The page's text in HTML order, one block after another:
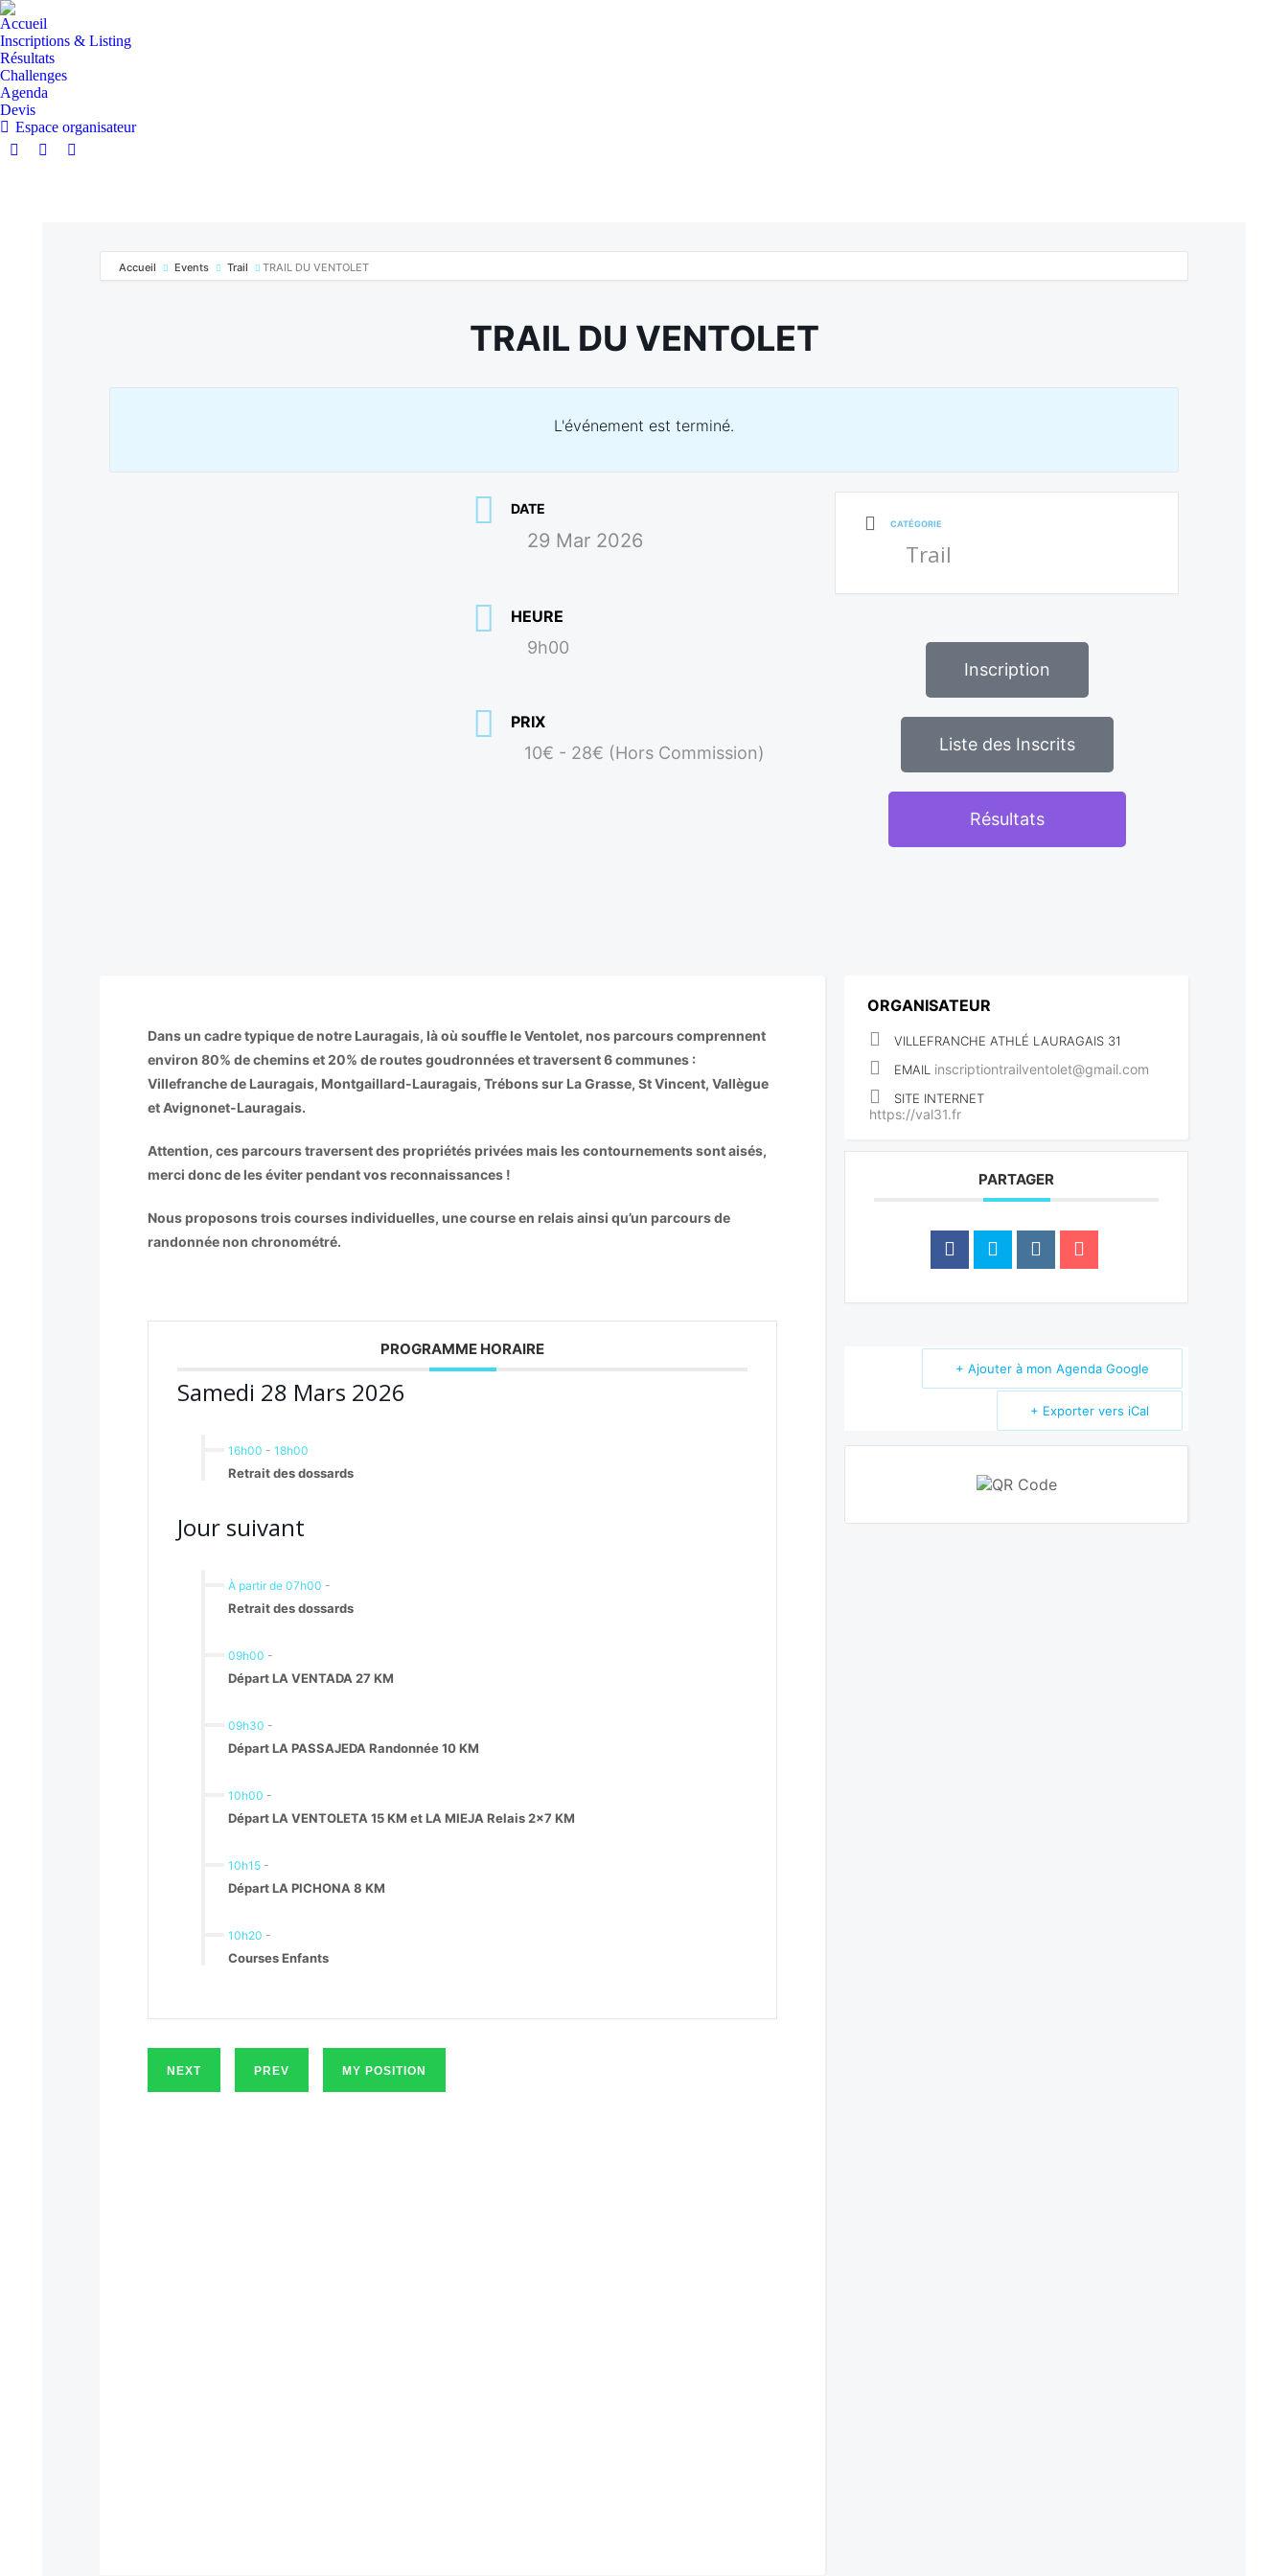
Accueil
Inscriptions & Listing
Résultats
Challenges
Agenda
Devis
Espace organisateur
Accueil Events Trail TRAIL DU VENTOLET
TRAIL DU VENTOLET
L'événement est terminé.
DATE
29 Mar 2026
HEURE
9h00
PRIX
10€ - 28€ (Hors Commission)
CATÉGORIE
Trail
Inscription
Liste des Inscrits
Résultats
Dans un cadre typique de notre Lauragais, là où souffle le Ventolet, nos parcours comprennent
environ 80% de chemins et 20% de routes goudronnées et traversent 6 communes :
Villefranche de Lauragais, Montgaillard-Lauragais, Trébons sur La Grasse, St Vincent, Vallègue
et Avignonet-Lauragais.
Attention, ces parcours traversent des propriétés privées mais les contournements sont aisés,
merci donc de les éviter pendant vos reconnaissances !
Nous proposons trois courses individuelles, une course en relais ainsi qu’un parcours de
randonnée non chronométré.
PROGRAMME HORAIRE
Samedi 28 Mars 2026
16h00 - 18h00
Retrait des dossards
Jour suivant
À partir de 07h00 -
Retrait des dossards
09h00 -
Départ LA VENTADA 27 KM
09h30 -
Départ LA PASSAJEDA Randonnée 10 KM
10h00 -
Départ LA VENTOLETA 15 KM et LA MIEJA Relais 2x7 KM
10h15 -
Départ LA PICHONA 8 KM
10h20 -
Courses Enfants
NEXT PREV MY POSITION
ORGANISATEUR
VILLEFRANCHE ATHLÉ LAURAGAIS 31
EMAIL inscriptiontrailventolet@gmail.com
SITE INTERNET
https://val31.fr
PARTAGER
+ Ajouter à mon Agenda Google
+ Exporter vers iCal